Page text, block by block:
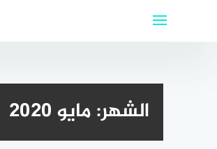
الشهر:مايو 2020